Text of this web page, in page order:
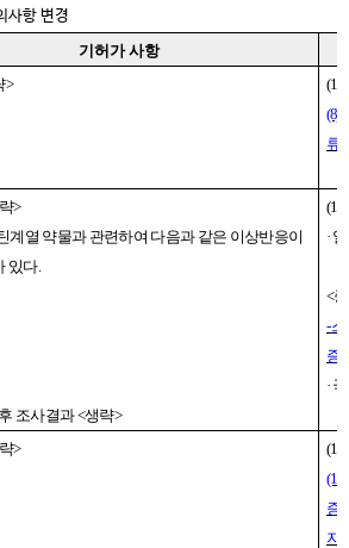
사항 변경
기허가 사항
>
(8)
류
>
계열 약물과 관련하여 다음과 같은 이상반응이
있다.
조사결과<생략>
·
<
-스
증
·
>
증
자